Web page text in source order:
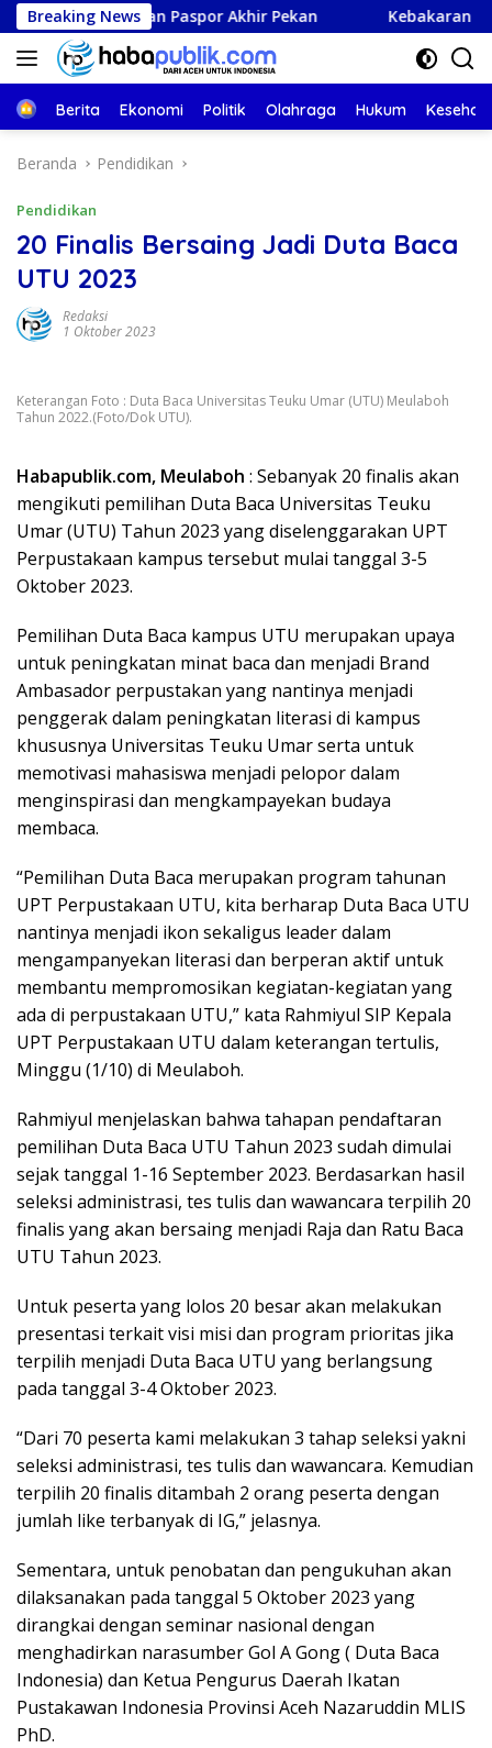
Langsung
ke
konten
Breaking News
Paspor Akhir Pekan Kebakaran Hebat Hanguskan
Beranda
Berita Ekonomi Politik Olahraga Hukum
Beranda Pendidikan
Pendidikan
20 Finalis Bersaing Jadi Duta Baca
UTU 2023
Redaksi
1 Oktober 2023
Keterangan Foto : Duta Baca Universitas Teuku Umar (UTU) Meulaboh
Tahun 2022.(Foto/Dok UTU).
Habapublik.com, Meulaboh : Sebanyak 20 finalis akan
mengikuti pemilihan Duta Baca Universitas Teuku
Umar (UTU) Tahun 2023 yang diselenggarakan UPT
Perpustakaan kampus tersebut mulai tanggal 3-5
Oktober 2023.
Pemilihan Duta Baca kampus UTU merupakan upaya
untuk peningkatan minat baca dan menjadi Brand
Ambasador perpustakan yang nantinya menjadi
penggerak dalam peningkatan literasi di kampus
khususnya Universitas Teuku Umar serta untuk
memotivasi mahasiswa menjadi pelopor dalam
menginspirasi dan mengkampayekan budaya
membaca.
“Pemilihan Duta Baca merupakan program tahunan
UPT Perpustakaan UTU, kita berharap Duta Baca UTU
nantinya menjadi ikon sekaligus leader dalam
mengampanyekan literasi dan berperan aktif untuk
membantu mempromosikan kegiatan-kegiatan yang
ada di perpustakaan UTU,” kata Rahmiyul SIP Kepala
UPT Perpustakaan UTU dalam keterangan tertulis,
Minggu (1/10) di Meulaboh.
Rahmiyul menjelaskan bahwa tahapan pendaftaran
pemilihan Duta Baca UTU Tahun 2023 sudah dimulai
sejak tanggal 1-16 September 2023. Berdasarkan hasil
seleksi administrasi, tes tulis dan wawancara terpilih 20
finalis yang akan bersaing menjadi Raja dan Ratu Baca
UTU Tahun 2023.
Untuk peserta yang lolos 20 besar akan melakukan
presentasi terkait visi misi dan program prioritas jika
terpilih menjadi Duta Baca UTU yang berlangsung
pada tanggal 3-4 Oktober 2023.
“Dari 70 peserta kami melakukan 3 tahap seleksi yakni
seleksi administrasi, tes tulis dan wawancara. Kemudian
terpilih 20 finalis ditambah 2 orang peserta dengan
jumlah like terbanyak di IG,” jelasnya.
Sementara, untuk penobatan dan pengukuhan akan
dilaksanakan pada tanggal 5 Oktober 2023 yang
dirangkai dengan seminar nasional dengan
menghadirkan narasumber Gol A Gong ( Duta Baca
Indonesia) dan Ketua Pengurus Daerah Ikatan
Pustakawan Indonesia Provinsi Aceh Nazaruddin MLIS
PhD.